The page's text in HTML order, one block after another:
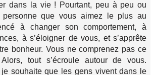
dans la vie ! Pourtant, peu à peu ou
personne que vous aimez le plus au
à changer son comportement, à
à s’éloigner de vous, et s’apprête
bonheur. Vous ne comprenez pas ce
tout s’écroule autour de vous.
je souhaite que les gens vivent dans le